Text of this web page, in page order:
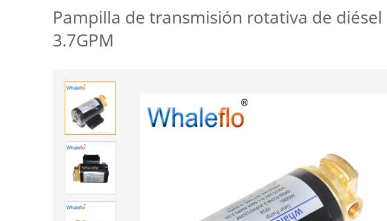
Pampilla de transmisión rotativa de
3.7GPM